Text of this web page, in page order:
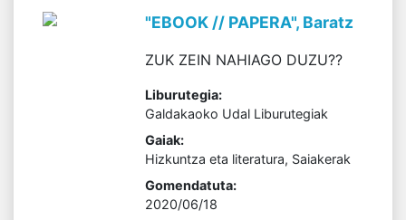
"EBOOK // PAPERA", Baratz
ZUK ZEIN NAHIAGO DUZU??
Liburutegia:
Galdakaoko Udal Liburutegiak
Gaiak:
Hizkuntza eta literatura, Saiakerak
Gomendatuta:
2020/06/18